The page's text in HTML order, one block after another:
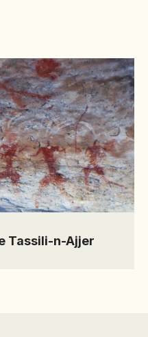
Tassili-n-Ajjer